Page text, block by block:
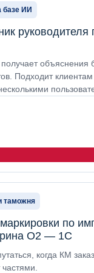
базе ИИ
руководителя
объяснения
Подходит
таможня
по
О2 — 1С
когда КМ